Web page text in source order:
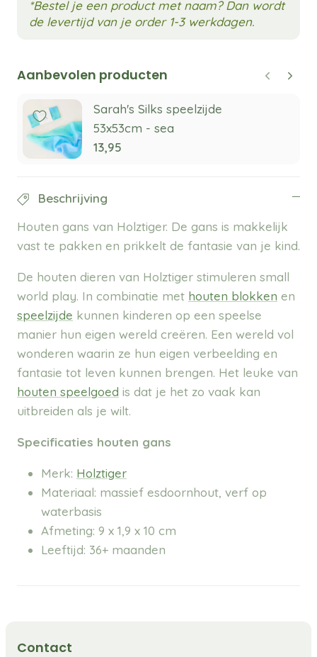
*Bestel je een product met naam? Dan wordt
de levertijd van je order 1-3 werkdagen.
Aanbevolen producten
Sarah's Silks speelzijde
53x53cm - sea
13,95
Beschrijving
Houten gans van Holztiger. De gans is makkelijk
vast te pakken en prikkelt de fantasie van je kind.
De houten dieren van Holztiger stimuleren small
world play. In combinatie met houten blokken en
speelzijde kunnen kinderen op een speelse
manier hun eigen wereld creëren. Een wereld vol
wonderen waarin ze hun eigen verbeelding en
fantasie tot leven kunnen brengen. Het leuke van
houten speelgoed is dat je het zo vaak kan
uitbreiden als je wilt.
Specificaties houten gans
Merk: Holztiger
Materiaal: massief esdoornhout, verf op
waterbasis
Afmeting: 9 x 1,9 x 10 cm
Leeftijd: 36+ maanden
Contact